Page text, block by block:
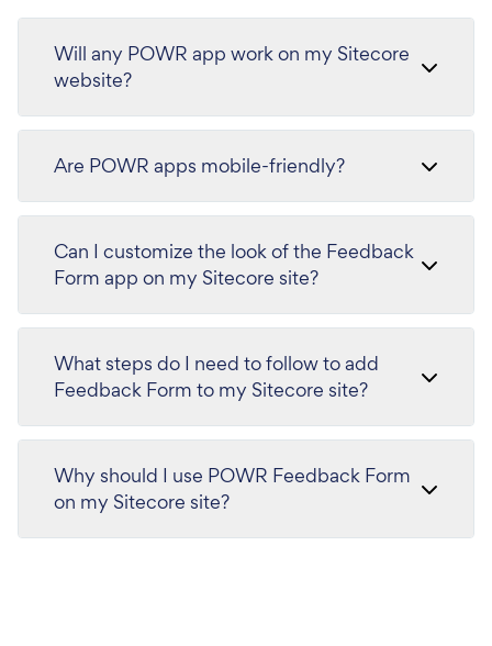
Will any POWR app work on my Sitecore
website?
Are POWR apps mobile-friendly?
Can I customize the look of the Feedback
Form app on my Sitecore site?
What steps do I need to follow to add
Feedback Form to my Sitecore site?
Why should I use POWR Feedback Form
on my Sitecore site?